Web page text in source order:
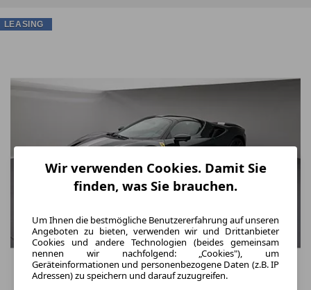
LEASING
Wir verwenden Cookies. Damit Sie
finden, was Sie brauchen.
Um Ihnen die bestmögliche Benutzererfahrung auf unseren
Angeboten zu bieten, verwenden wir und Drittanbieter
Cookies und andere Technologien (beides gemeinsam
nennen wir nachfolgend: „Cookies"), um
Geräteinformationen und personenbezogene Daten (z.B. IP
Adressen) zu speichern und darauf zuzugreifen.